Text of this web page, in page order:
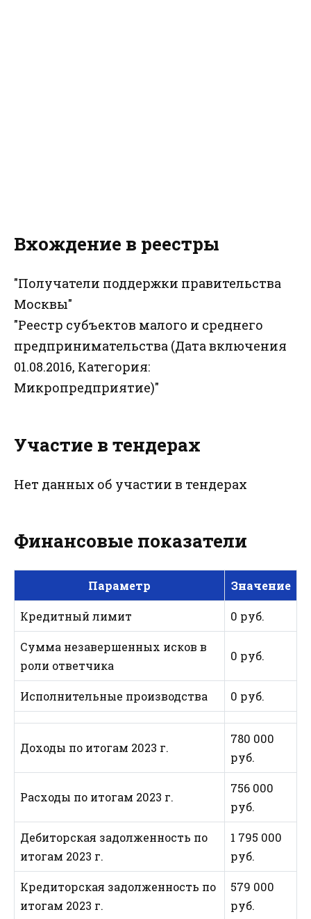
Вхождение в реестры
"Получатели поддержки правительства
Москвы"
"Реестр субъектов малого и среднего
предпринимательства (Дата включения
01.08.2016, Категория:
Микропредприятие)"
Участие в тендерах
Нет данных об участии в тендерах
Финансовые показатели
Параметр Значение
Кредитный лимит 0 руб.
Сумма незавершенных исков в
роли ответчика
0 руб.
Исполнительные производства 0 руб.
Доходы по итогам 2023 г.
780 000
руб.
Расходы по итогам 2023 г.
756 000
руб.
Дебиторская задолженность по
итогам 2023 г.
1 795 000
руб.
Кредиторская задолженность по
итогам 2023 г.
579 000
руб.